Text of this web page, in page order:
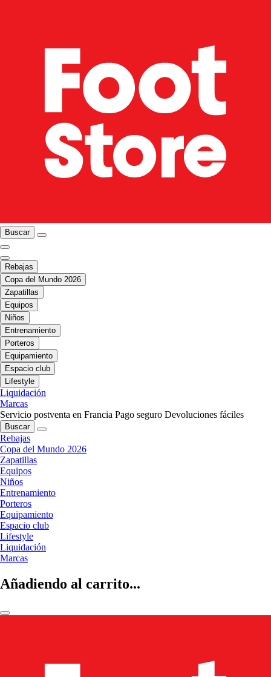
Buscar
Rebajas
Copa del Mundo 2026
Zapatillas
Equipos
Niños
Entrenamiento
Porteros
Equipamiento
Espacio club
Lifestyle
Liquidación
Marcas
Servicio postventa en Francia Pago seguro Devoluciones fáciles
Buscar
Rebajas
Copa del Mundo 2026
Zapatillas
Equipos
Niños
Entrenamiento
Porteros
Equipamiento
Espacio club
Lifestyle
Liquidación
Marcas
Añadiendo al carrito...